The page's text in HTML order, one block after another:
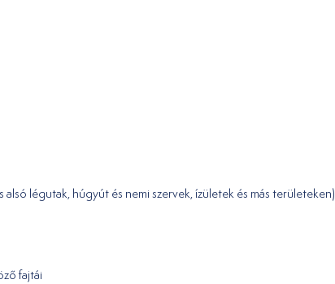
légutak, húgyút és nemi szervek, ízületek és más területeken)
fajtái